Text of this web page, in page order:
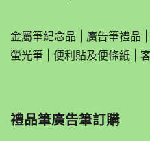
金屬筆紀念品 廣告筆禮品
螢光筆
便利貼及便條紙
禮品筆廣告筆訂購